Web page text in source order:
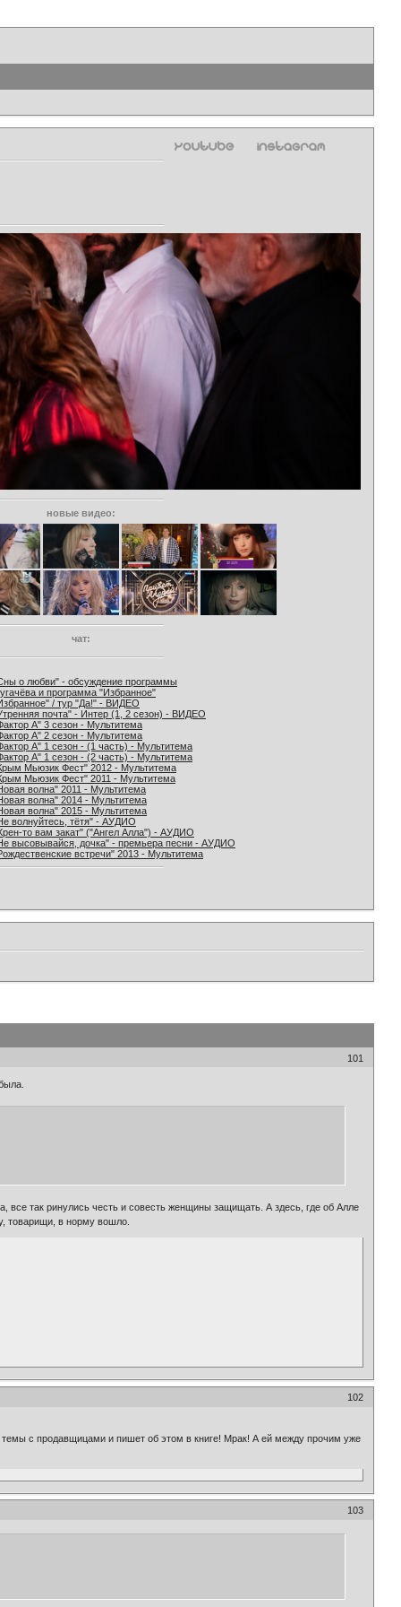
новые видео:
чат:
о любви" - обсуждение программы
и программа "Избранное"
/ тур "Да!" - ВИДЕО
почта" - Интер (1, 2 сезон) - ВИДЕО
А" 3 сезон - Мультитема
А" 2 сезон - Мультитема
А" 1 сезон - (1 часть) - Мультитема
А" 1 сезон - (2 часть) - Мультитема
Мьюзик Фест" 2012 - Мультитема
Мьюзик Фест" 2011 - Мультитема
волна" 2011 - Мультитема
волна" 2014 - Мультитема
волна" 2015 - Мультитема
волнуйтесь, тётя" - АУДИО
то вам закат" ("Ангел Алла") - АУДИО
высовывайся, дочка" - премьера песни - АУДИО
встречи" 2013 - Мультитема
101
все так ринулись честь и совесть женщины защищать. А здесь, где об Алле
товарищи, в норму вошло.
102
темы с продавщицами и пишет об этом в книге! Мрак! А ей между прочим уже
103